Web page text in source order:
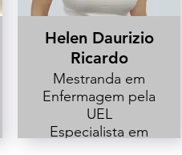
Helen Daurizio
Ricardo
Mestranda em
Enfermagem pela
UEL
Especialista em